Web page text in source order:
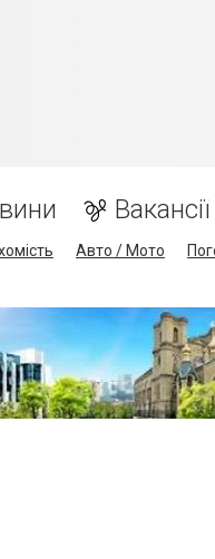
Вакансії
Авто / Мото